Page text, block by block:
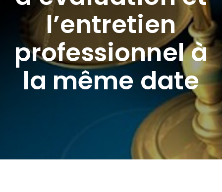
l’entretien
professionnel à
la même date